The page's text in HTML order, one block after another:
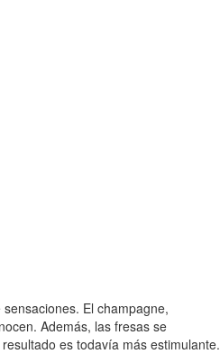
El champagne,
Además, las fresas se
es todavía más estimulante.